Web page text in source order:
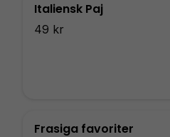
Italiensk Paj
49 kr
Frasiga favoriter